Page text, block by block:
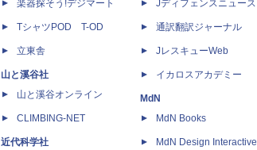
楽器探そう!デジマート
TシャツPOD T-OD
立東舎
山と溪谷社
山と溪谷オンライン
CLIMBING-NET
近代科学社
Jディフェンスニュース
通訳翻訳ジャーナル
JレスキューWeb
イカロスアカデミー
MdN
MdN Books
MdN Design Interactive